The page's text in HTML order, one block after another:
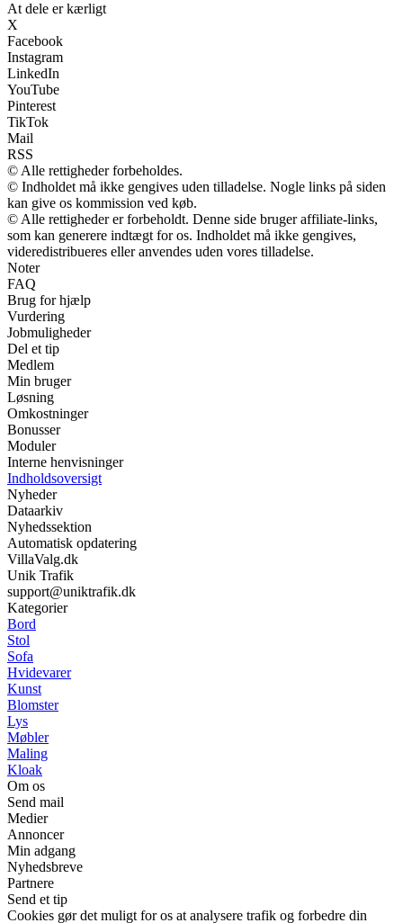
At dele er kærligt
X
Facebook
Instagram
LinkedIn
YouTube
Pinterest
TikTok
Mail
RSS
© Alle rettigheder forbeholdes.
© Indholdet må ikke gengives uden tilladelse. Nogle links på siden
kan give os kommission ved køb.
© Alle rettigheder er forbeholdt. Denne side bruger affiliate-links,
som kan generere indtægt for os. Indholdet må ikke gengives,
videredistribueres eller anvendes uden vores tilladelse.
Noter
FAQ
Brug for hjælp
Vurdering
Jobmuligheder
Del et tip
Medlem
Min bruger
Løsning
Omkostninger
Bonusser
Moduler
Interne henvisninger
Indholdsoversigt
Nyheder
Dataarkiv
Nyhedssektion
Automatisk opdatering
VillaValg.dk
Unik Trafik
support@uniktrafik.dk
Kategorier
Bord
Stol
Sofa
Hvidevarer
Kunst
Blomster
Lys
Møbler
Maling
Kloak
Om os
Send mail
Medier
Annoncer
Min adgang
Nyhedsbreve
Partnere
Send et tip
Cookies gør det muligt for os at analysere trafik og forbedre din